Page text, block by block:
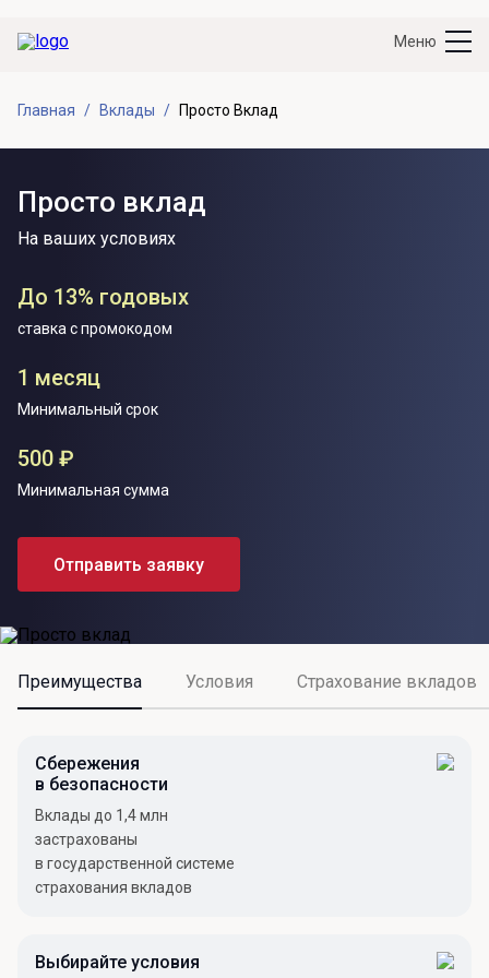
Меню
Главная Вклады Просто Вклад
Просто вклад
На ваших условиях
Отправить заявку
До 13% годовых
ставка с промокодом
1 месяц
Минимальный срок
500 ₽
Минимальная сумма
Преимущества Условия Страхование вкладов
Сбережения
в безопасности
Вклады до 1,4 млн
застрахованы
в государственной системе
страхования вкладов
Выбирайте условия